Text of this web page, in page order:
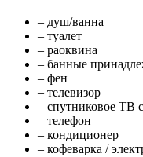
– душ/ванна
– туалет
– раоквина
– банные
– фен
– телевизор
– спутниковое ТВ
– телефон
– кондиционер
– кофеварка /